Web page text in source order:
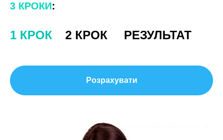
3 КРОКИ:
1 КРОК 2 КРОК РЕЗУЛЬТАТ
Розрахувати